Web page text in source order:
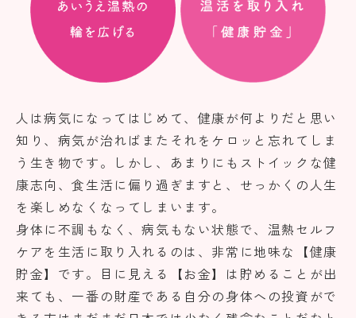
人は病気になってはじめて、健康が何よりだと思い
知り、病気が治ればまたそれをケロッと忘れてしま
う生き物です。しかし、あまりにもストイックな健
康志向、食生活に偏り過ぎますと、せっかくの人生
を楽しめなくなってしまいます。
身体に不調もなく、病気もない状態で、温熱セルフ
ケアを生活に取り入れるのは、非常に地味な【健康
貯金】です。目に見える【お金】は貯めることが出
来ても、一番の財産である自分の身体への投資がで